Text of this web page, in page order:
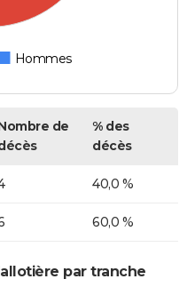
Hommes
de
% des
décès
40,0 %
60,0 %
par tranche